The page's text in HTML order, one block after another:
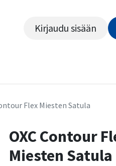
Kirjaudu sisään
Flex Miesten Satula
OXC Contour
Miesten Satula